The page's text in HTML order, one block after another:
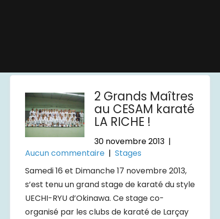
2 Grands Maîtres
au CESAM karaté
LA RICHE !
30 novembre 2013 |
Aucun commentaire | Stages
Samedi 16 et Dimanche 17 novembre 2013,
s’est tenu un grand stage de karaté du style
UECHI-RYU d’Okinawa. Ce stage co-
organisé par les clubs de karaté de Larçay